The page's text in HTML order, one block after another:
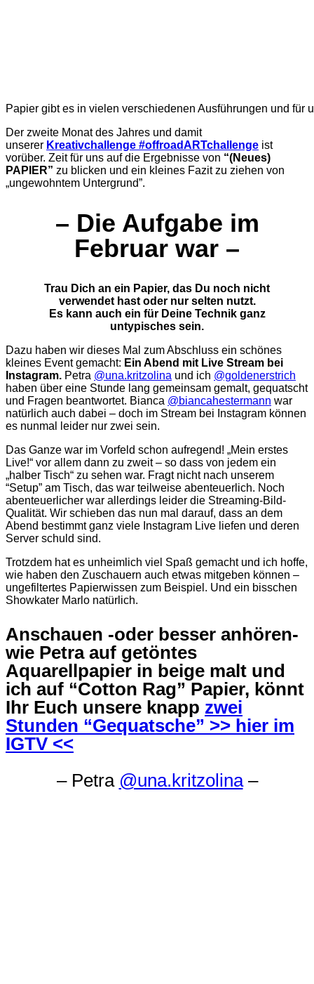
Papier gibt es in vielen verschiedenen Ausführungen und für
Der zweite Monat des Jahres und damit
unserer Kreativchallenge #offroadARTchallenge ist
vorüber. Zeit für uns auf die Ergebnisse von “(Neues)
PAPIER” zu blicken und ein kleines Fazit zu ziehen von
„ungewohntem Untergrund”.
– Die Aufgabe im
Februar war –
Trau Dich an ein Papier, das Du noch nicht
verwendet hast oder nur selten nutzt.
Es kann auch ein für Deine Technik ganz
untypisches sein.
Dazu haben wir dieses Mal zum Abschluss ein schönes
kleines Event gemacht: Ein Abend mit Live Stream bei
Instagram. Petra @una.kritzolina und ich @goldenerstrich
haben über eine Stunde lang gemeinsam gemalt, gequatscht
und Fragen beantwortet. Bianca @biancahestermann war
natürlich auch dabei – doch im Stream bei Instagram können
es nunmal leider nur zwei sein.
Das Ganze war im Vorfeld schon aufregend! „Mein erstes
Live!“ vor allem dann zu zweit – so dass von jedem ein
„halber Tisch“ zu sehen war. Fragt nicht nach unserem
“Setup” am Tisch, das war teilweise abenteuerlich. Noch
abenteuerlicher war allerdings leider die Streaming-Bild-
Qualität. Wir schieben das nun mal darauf, dass an dem
Abend bestimmt ganz viele Instagram Live liefen und deren
Server schuld sind.
Trotzdem hat es unheimlich viel Spaß gemacht und ich hoffe,
wie haben den Zuschauern auch etwas mitgeben können –
ungefiltertes Papierwissen zum Beispiel. Und ein bisschen
Showkater Marlo natürlich.
Anschauen -oder besser anhören-
wie Petra auf getöntes
Aquarellpapier in beige malt und
ich auf “Cotton Rag” Papier, könnt
Ihr Euch unsere knapp zwei
Stunden “Gequatsche” >> hier im
IGTV <<
– Petra @una.kritzolina–